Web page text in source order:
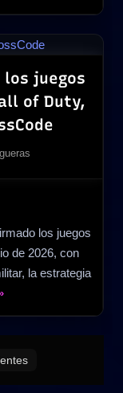
juegos
of Duty,
los juegos
de 2026, con
la estrategia